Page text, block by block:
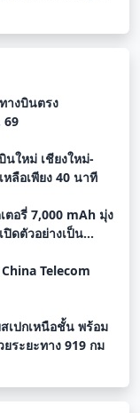
างบินตรง
69
นใหม่ เชียงใหม่-
ลือเพียง 40 นาที
ตอรี่ 7,000 mAh มุ่ง
ดตัวอย่างเป็น
Telecom
เปกเหนือชั้น พร้อม
ระยะทาง 919 กม